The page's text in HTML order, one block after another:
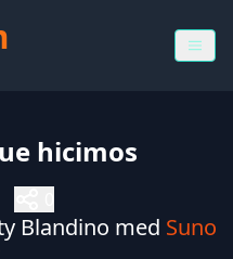
hicimos
Blandino med Suno